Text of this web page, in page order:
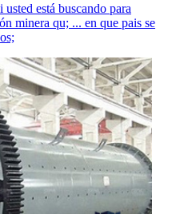
está buscando para
minera qu; ... en que pais se